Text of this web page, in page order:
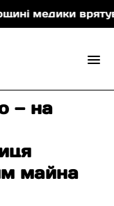
медики
— на
майна